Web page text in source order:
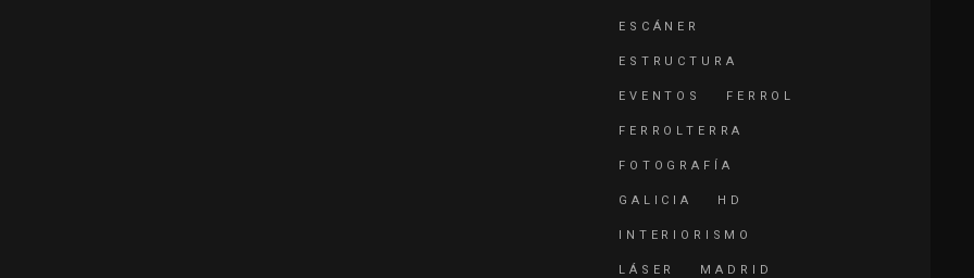
ESCÁNER
ESTRUCTURA
EVENTOS FERROL
FERROLTERRA
FOTOGRAFÍA
GALICIA HD
INTERIORISMO
LÁSER MADRID